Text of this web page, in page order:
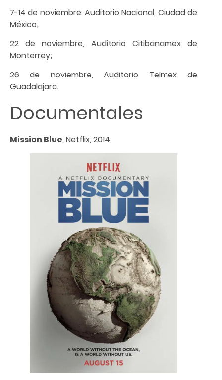
7-14 de noviembre. Auditorio Nacional, Ciudad de
México;
22 de noviembre, Auditorio Citibanamex de
Monterrey;
26 de noviembre, Auditorio Telmex de
Guadalajara.
Documentales
Mission Blue, Netflix, 2014